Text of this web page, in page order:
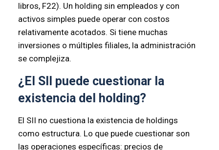
libros, F22). Un holding sin empleados y con
activos simples puede operar con costos
relativamente acotados. Si tiene muchas
inversiones o múltiples filiales, la administración
se complejiza.
¿El SII puede cuestionar la
existencia del holding?
El SII no cuestiona la existencia de holdings
como estructura. Lo que puede cuestionar son
las operaciones específicas: precios de